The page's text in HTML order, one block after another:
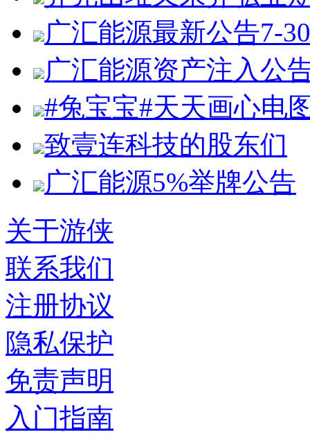
广汇能源最新公告7-30
广汇能源资产注入公
#兔宝宝#天天画心电
致壹连科技的股东们
广汇能源5%举牌公告
关于游侠
联系我们
注册协议
隐私保护
免责声明
入门指南